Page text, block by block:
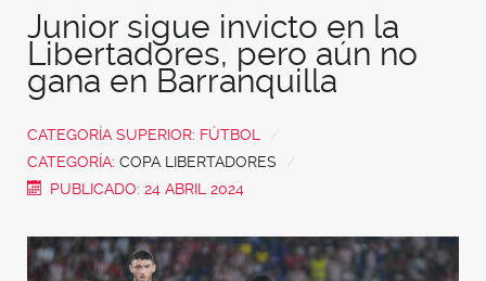
Junior sigue invicto en la
Libertadores, pero aún no
gana en Barranquilla
CATEGORÍA SUPERIOR: FÚTBOL
CATEGORÍA: COPA LIBERTADORES
PUBLICADO: 24 ABRIL 2024